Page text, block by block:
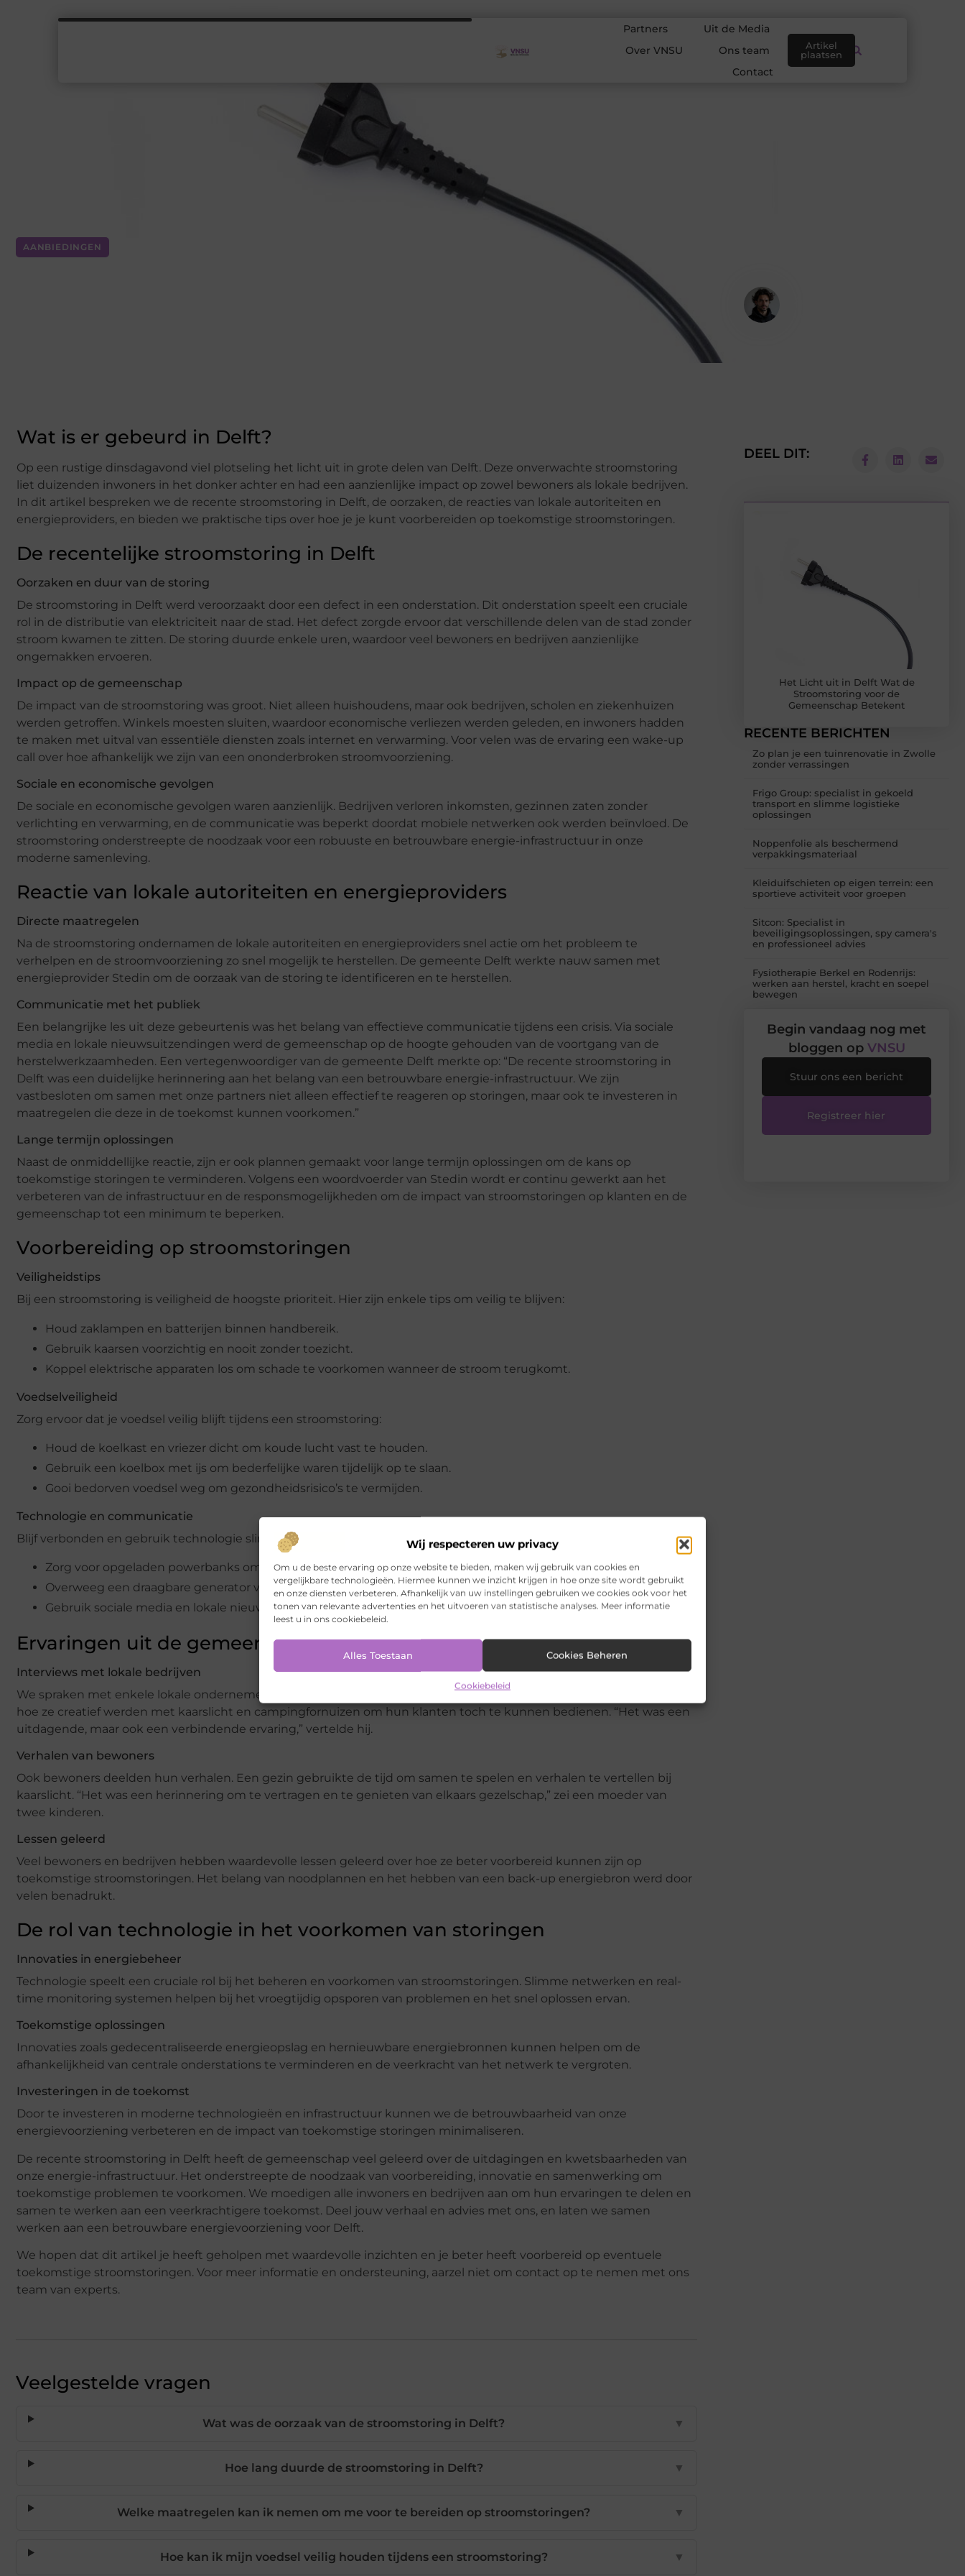
Wij respecteren uw privacy
Om u de beste ervaring op onze website te bieden, maken wij gebruik van cookies en
vergelijkbare technologieën. Hiermee kunnen we inzicht krijgen in hoe onze site wordt gebruikt
en onze diensten verbeteren. Afhankelijk van uw instellingen gebruiken we cookies ook voor het
tonen van relevante advertenties en het uitvoeren van statistische analyses. Meer informatie
leest u in ons cookiebeleid.
Alles Toestaan Cookies Beheren
Cookiebeleid
Partners
Uit de Media
Over VNSU
Ons team
Contact
Artikel
plaatsen
AANBIEDINGEN
Wat is er gebeurd in Delft?
Op een rustige dinsdagavond viel plotseling het licht uit in grote delen van Delft. Deze onverwachte stroomstoring
liet duizenden inwoners in het donker achter en had een aanzienlijke impact op zowel bewoners als lokale bedrijven.
In dit artikel bespreken we de recente stroomstoring in Delft, de oorzaken, de reacties van lokale autoriteiten en
energieproviders, en bieden we praktische tips over hoe je je kunt voorbereiden op toekomstige stroomstoringen.
De recentelijke stroomstoring in Delft
Oorzaken en duur van de storing
De stroomstoring in Delft werd veroorzaakt door een defect in een onderstation. Dit onderstation speelt een cruciale
rol in de distributie van elektriciteit naar de stad. Het defect zorgde ervoor dat verschillende delen van de stad zonder
stroom kwamen te zitten. De storing duurde enkele uren, waardoor veel bewoners en bedrijven aanzienlijke
ongemakken ervoeren.
Impact op de gemeenschap
De impact van de stroomstoring was groot. Niet alleen huishoudens, maar ook bedrijven, scholen en ziekenhuizen
werden getroffen. Winkels moesten sluiten, waardoor economische verliezen werden geleden, en inwoners hadden
te maken met uitval van essentiële diensten zoals internet en verwarming. Voor velen was de ervaring een wake-up
call over hoe afhankelijk we zijn van een ononderbroken stroomvoorziening.
Sociale en economische gevolgen
De sociale en economische gevolgen waren aanzienlijk. Bedrijven verloren inkomsten, gezinnen zaten zonder
verlichting en verwarming, en de communicatie was beperkt doordat mobiele netwerken ook werden beïnvloed. De
stroomstoring onderstreepte de noodzaak voor een robuuste en betrouwbare energie-infrastructuur in onze
moderne samenleving.
Reactie van lokale autoriteiten en energieproviders
Directe maatregelen
Na de stroomstoring ondernamen de lokale autoriteiten en energieproviders snel actie om het probleem te
verhelpen en de stroomvoorziening zo snel mogelijk te herstellen. De gemeente Delft werkte nauw samen met
energieprovider Stedin om de oorzaak van de storing te identificeren en te herstellen.
Communicatie met het publiek
Een belangrijke les uit deze gebeurtenis was het belang van effectieve communicatie tijdens een crisis. Via sociale
media en lokale nieuwsuitzendingen werd de gemeenschap op de hoogte gehouden van de voortgang van de
herstelwerkzaamheden. Een vertegenwoordiger van de gemeente Delft merkte op: “De recente stroomstoring in
Delft was een duidelijke herinnering aan het belang van een betrouwbare energie-infrastructuur. We zijn
vastbesloten om samen met onze partners niet alleen effectief te reageren op storingen, maar ook te investeren in
maatregelen die deze in de toekomst kunnen voorkomen.”
Lange termijn oplossingen
Naast de onmiddellijke reactie, zijn er ook plannen gemaakt voor lange termijn oplossingen om de kans op
toekomstige storingen te verminderen. Volgens een woordvoerder van Stedin wordt er continu gewerkt aan het
verbeteren van de infrastructuur en de responsmogelijkheden om de impact van stroomstoringen op klanten en de
gemeenschap tot een minimum te beperken.
Voorbereiding op stroomstoringen
Veiligheidstips
Bij een stroomstoring is veiligheid de hoogste prioriteit. Hier zijn enkele tips om veilig te blijven:
Houd zaklampen en batterijen binnen handbereik.
Gebruik kaarsen voorzichtig en nooit zonder toezicht.
Koppel elektrische apparaten los om schade te voorkomen wanneer de stroom terugkomt.
Voedselveiligheid
Zorg ervoor dat je voedsel veilig blijft tijdens een stroomstoring:
Houd de koelkast en vriezer dicht om koude lucht vast te houden.
Gebruik een koelbox met ijs om bederfelijke waren tijdelijk op te slaan.
Gooi bedorven voedsel weg om gezondheidsrisico’s te vermijden.
Technologie en communicatie
Blijf verbonden en gebruik technologie slim:
Zorg voor opgeladen powerbanks om je mobiele apparaten van stroom te voorzien.
Overweeg een draagbare generator voor langdurige storingen.
Gebruik sociale media en lokale nieuwsbronnen voor updates over de situatie.
Ervaringen uit de gemeenschap
Interviews met lokale bedrijven
We spraken met enkele lokale ondernemers over hun ervaringen tijdens de stroomstoring. Een café-eigenaar deelde
hoe ze creatief werden met kaarslicht en campingfornuizen om hun klanten toch te kunnen bedienen. “Het was een
uitdagende, maar ook een verbindende ervaring,” vertelde hij.
Verhalen van bewoners
Ook bewoners deelden hun verhalen. Een gezin gebruikte de tijd om samen te spelen en verhalen te vertellen bij
kaarslicht. “Het was een herinnering om te vertragen en te genieten van elkaars gezelschap,” zei een moeder van
twee kinderen.
Lessen geleerd
Veel bewoners en bedrijven hebben waardevolle lessen geleerd over hoe ze beter voorbereid kunnen zijn op
toekomstige stroomstoringen. Het belang van noodplannen en het hebben van een back-up energiebron werd door
velen benadrukt.
De rol van technologie in het voorkomen van storingen
Innovaties in energiebeheer
Technologie speelt een cruciale rol bij het beheren en voorkomen van stroomstoringen. Slimme netwerken en real-
time monitoring systemen helpen bij het vroegtijdig opsporen van problemen en het snel oplossen ervan.
Toekomstige oplossingen
Innovaties zoals gedecentraliseerde energieopslag en hernieuwbare energiebronnen kunnen helpen om de
afhankelijkheid van centrale onderstations te verminderen en de veerkracht van het netwerk te vergroten.
Investeringen in de toekomst
Door te investeren in moderne technologieën en infrastructuur kunnen we de betrouwbaarheid van onze
energievoorziening verbeteren en de impact van toekomstige storingen minimaliseren.
De recente stroomstoring in Delft heeft de gemeenschap veel geleerd over de uitdagingen en kwetsbaarheden van
onze energie-infrastructuur. Het onderstreepte de noodzaak van voorbereiding, innovatie en samenwerking om
toekomstige problemen te voorkomen. We moedigen alle inwoners en bedrijven aan om hun ervaringen te delen en
samen te werken aan een veerkrachtigere toekomst. Deel jouw verhaal en advies met ons, en laten we samen
werken aan een betrouwbare energievoorziening voor Delft.
We hopen dat dit artikel je heeft geholpen met waardevolle inzichten en je beter heeft voorbereid op eventuele
toekomstige stroomstoringen. Voor meer informatie en ondersteuning, aarzel niet om contact op te nemen met ons
team van experts.
Veelgestelde vragen
Wat was de oorzaak van de stroomstoring in Delft? ▼
Hoe lang duurde de stroomstoring in Delft? ▼
Welke maatregelen kan ik nemen om me voor te bereiden op stroomstoringen? ▼
Hoe kan ik mijn voedsel veilig houden tijdens een stroomstoring? ▼
DEEL DIT:
Het Licht uit in Delft Wat de
Stroomstoring voor de
Gemeenschap Betekent
RECENTE BERICHTEN
Zo plan je een tuinrenovatie in Zwolle
zonder verrassingen
Frigo Group: specialist in gekoeld
transport en slimme logistieke
oplossingen
Noppenfolie als beschermend
verpakkingsmateriaal
Kleiduifschieten op eigen terrein: een
sportieve activiteit voor groepen
Sitcon: Specialist in
beveiligingsoplossingen, spy camera's
en professioneel advies
Fysiotherapie Berkel en Rodenrijs:
werken aan herstel, kracht en soepel
bewegen
Begin vandaag nog met
bloggen op VNSU
Stuur ons een bericht
Registreer hier